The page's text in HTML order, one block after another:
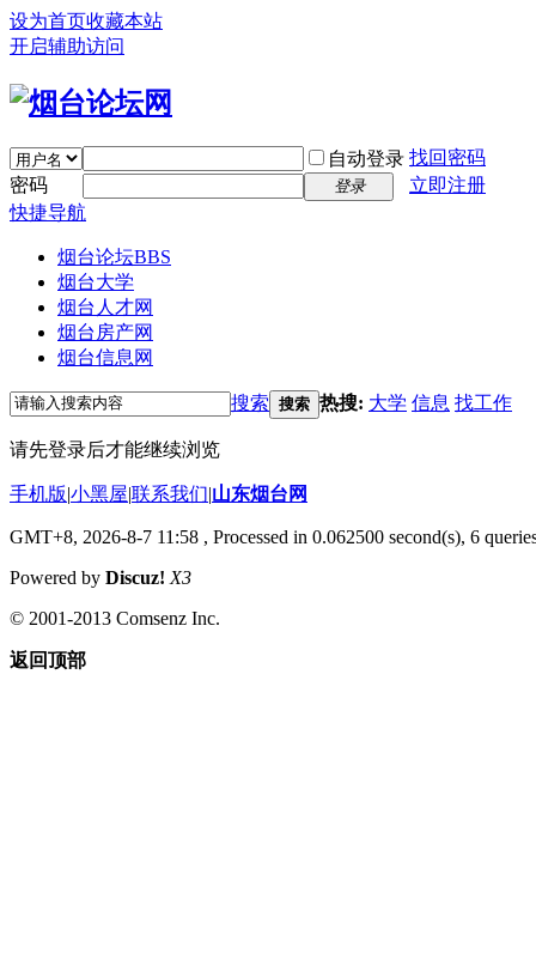
设为首页收藏本站
开启辅助访问
自动登录 找回密码
密码
登录
立即注册
快捷导航
烟台论坛BBS
烟台大学
烟台人才网
烟台房产网
烟台信息网
搜索 搜索 热搜: 大学 信息 找工作
请先登录后才能继续浏览
手机版|小黑屋|联系我们|山东烟台网
GMT+8, 2026-8-7 11:58 , Processed in 0.062500 second(s), 6
Powered by Discuz! X3
© 2001-2013 Comsenz Inc.
返回顶部